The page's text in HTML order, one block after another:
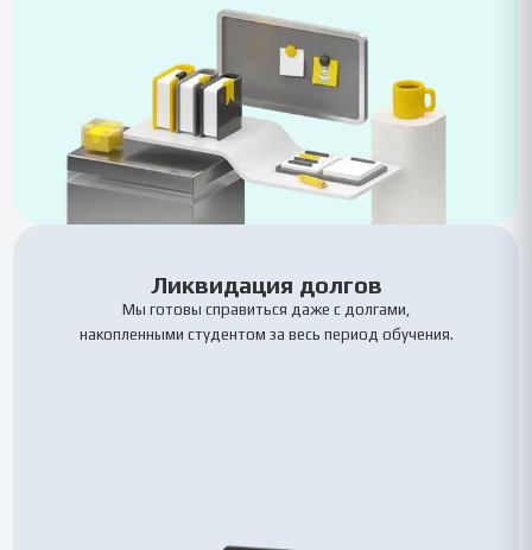
Ликвидация долгов
Мы готовы справиться даже с долгами,
накопленными студентом за весь период обучения.